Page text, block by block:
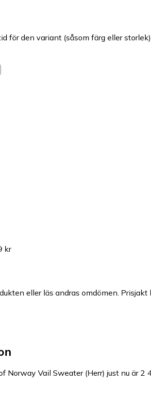
för den variant (såsom färg eller
kr
eller läs andras omdömen.
Norway Vail Sweater (Herr) just nu är 2